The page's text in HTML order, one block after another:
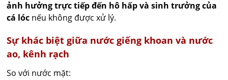
ảnh hưởng trực tiếp đến hô hấp và sinh trưởng của
cá lóc nếu không được xử lý.
Sự khác biệt giữa nước giếng khoan và nước
ao, kênh rạch
So với nước mặt: